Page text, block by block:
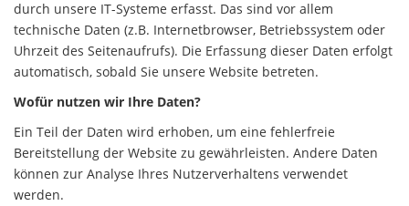
durch unsere IT-Systeme erfasst. Das sind vor allem
technische Daten (z.B. Internetbrowser, Betriebssystem oder
Uhrzeit des Seitenaufrufs). Die Erfassung dieser Daten erfolgt
automatisch, sobald Sie unsere Website betreten.
Wofür nutzen wir Ihre Daten?
Ein Teil der Daten wird erhoben, um eine fehlerfreie
Bereitstellung der Website zu gewährleisten. Andere Daten
können zur Analyse Ihres Nutzerverhaltens verwendet
werden.